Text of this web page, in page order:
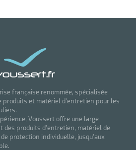
française renommée, spécialisée
produits et matériel d'entretien pour les
Voussert offre une large
des produits d'entretien, matériel de
protection individuelle, jusqu'aux